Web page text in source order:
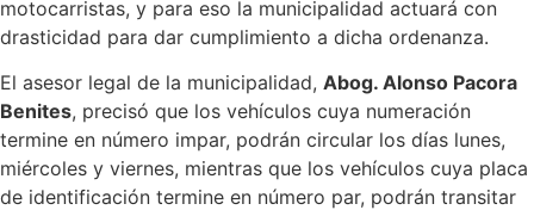
motocarristas, y para eso la municipalidad actuará con
drasticidad para dar cumplimiento a dicha ordenanza.
El asesor legal de la municipalidad, Abog. Alonso Pacora
Benites, precisó que los vehículos cuya numeración
termine en número impar, podrán circular los días lunes,
miércoles y viernes, mientras que los vehículos cuya placa
de identificación termine en número par, podrán transitar